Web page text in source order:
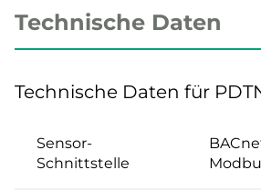
Technische Daten
Technische Daten für
Sensor-
Schnittstelle